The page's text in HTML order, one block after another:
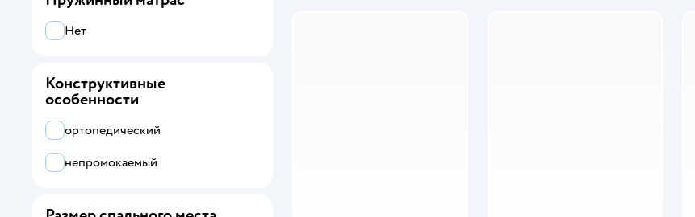
Нет
Конструктивные
особенности
ортопедический
непромокаемый